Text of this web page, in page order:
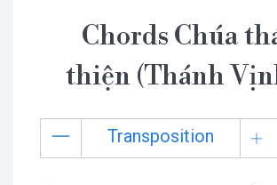
Chords Chúa
thiện (Thánh
Transposition